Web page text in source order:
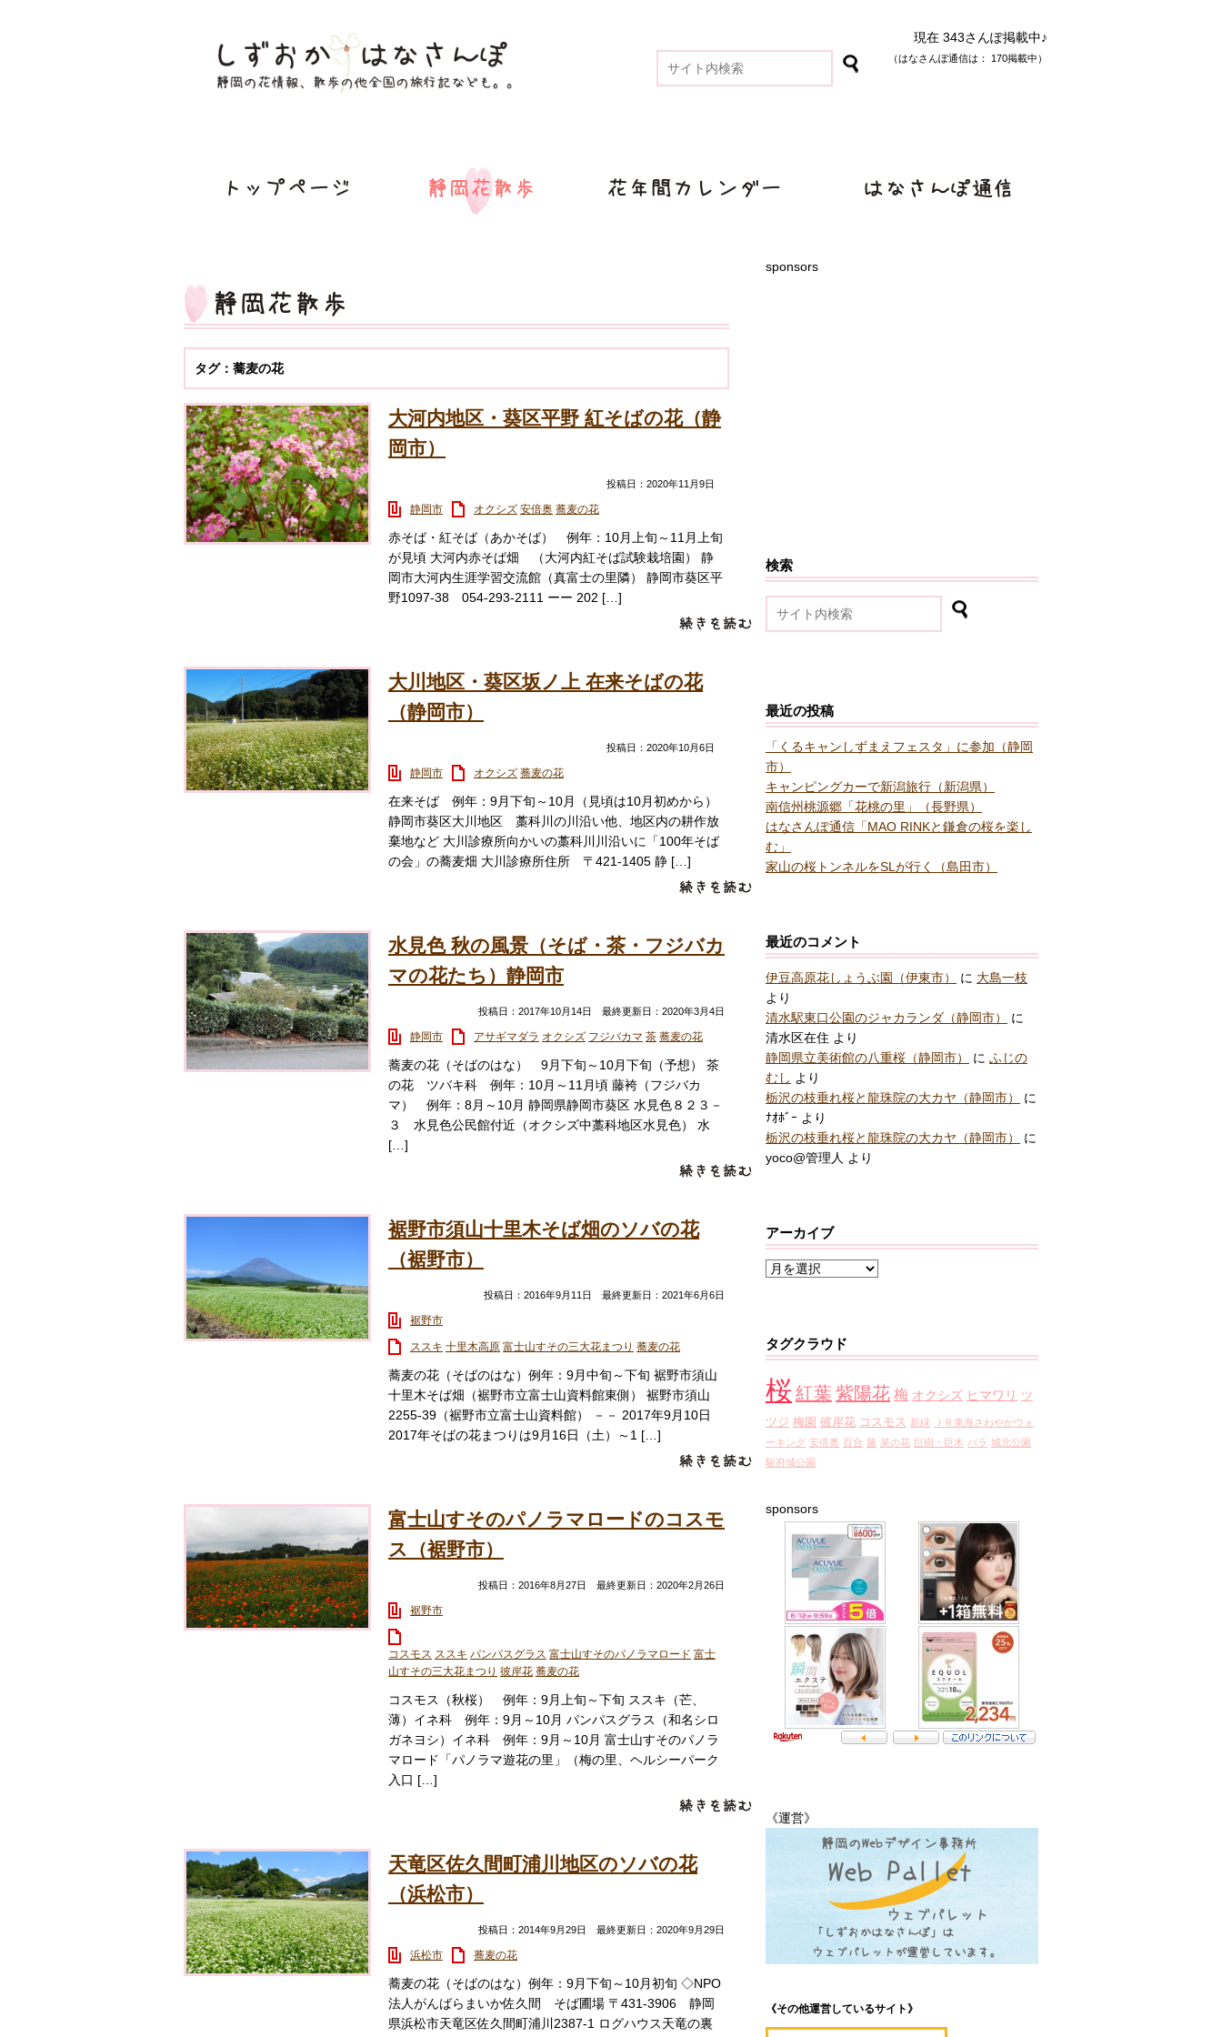
現在 343さんぽ掲載中♪
（はなさんぽ通信は： 170掲載中）
タグ：蕎麦の花
大河内地区・葵区平野 紅そばの花（静
岡市）
投稿日：2020年11月9日
静岡市 オクシズ 安倍奥 蕎麦の花
赤そば・紅そば（あかそば） 例年：10月上旬～11月上旬
が見頃 大河内赤そば畑 （大河内紅そば試験栽培園） 静
岡市大河内生涯学習交流館（真富士の里隣） 静岡市葵区平
野1097-38 054-293-2111 ーー 202 […]
大川地区・葵区坂ノ上 在来そばの花
（静岡市）
投稿日：2020年10月6日
静岡市 オクシズ 蕎麦の花
在来そば 例年：9月下旬～10月（見頃は10月初めから）
静岡市葵区大川地区 藁科川の川沿い他、地区内の耕作放
棄地など 大川診療所向かいの藁科川川沿いに「100年そば
の会」の蕎麦畑 大川診療所住所 〒421-1405 静 […]
水見色 秋の風景（そば・茶・フジバカ
マの花たち）静岡市
投稿日：2017年10月14日 最終更新日：2020年3月4日
静岡市 アサギマダラ オクシズ フジバカマ 茶 蕎麦の花
蕎麦の花（そばのはな） 9月下旬～10月下旬（予想） 茶
の花 ツバキ科 例年：10月～11月頃 藤袴（フジバカ
マ） 例年：8月～10月 静岡県静岡市葵区 水見色８２３－
３ 水見色公民館付近（オクシズ中藁科地区水見色） 水
[…]
裾野市須山十里木そば畑のソバの花
（裾野市）
投稿日：2016年9月11日 最終更新日：2021年6月6日
裾野市
ススキ 十里木高原 富士山すその三大花まつり 蕎麦の花
蕎麦の花（そばのはな）例年：9月中旬～下旬 裾野市須山
十里木そば畑（裾野市立富士山資料館東側） 裾野市須山
2255-39（裾野市立富士山資料館） －－ 2017年9月10日
2017年そばの花まつりは9月16日（土）～1 […]
富士山すそのパノラマロードのコスモ
ス（裾野市）
投稿日：2016年8月27日 最終更新日：2020年2月26日
裾野市
コスモス ススキ パンパスグラス 富士山すそのパノラマロード 富士
山すその三大花まつり 彼岸花 蕎麦の花
コスモス（秋桜） 例年：9月上旬～下旬 ススキ（芒、
薄）イネ科 例年：9月～10月 パンパスグラス（和名シロ
ガネヨシ）イネ科 例年：9月～10月 富士山すそのパノラ
マロード「パノラマ遊花の里」（梅の里、ヘルシーパーク
入口 […]
天竜区佐久間町浦川地区のソバの花
（浜松市）
投稿日：2014年9月29日 最終更新日：2020年9月29日
浜松市 蕎麦の花
蕎麦の花（そばのはな）例年：9月下旬～10月初旬 ◇NPO
法人がんばらまいか佐久間 そば圃場 〒431-3906 静岡
県浜松市天竜区佐久間町浦川2387-1 ログハウス天竜の裏
sponsors
検索
最近の投稿
「くるキャンしずまえフェスタ」に参加（静岡
市）
キャンピングカーで新潟旅行（新潟県）
南信州桃源郷「花桃の里」（長野県）
はなさんぽ通信「MAO RINKと鎌倉の桜を楽し
む」
家山の桜トンネルをSLが行く（島田市）
最近のコメント
伊豆高原花しょうぶ園（伊東市） に 大島一枝
より
清水駅東口公園のジャカランダ（静岡市）
に
清水区在住 より
静岡県立美術館の八重桜（静岡市）
に ふじの
むし より
栃沢の枝垂れ桜と龍珠院の大カヤ（静岡市）
に
ﾅｵﾎﾞｰ より
栃沢の枝垂れ桜と龍珠院の大カヤ（静岡市）
に
yoco@管理人 より
アーカイブ
ア
ブ
タグクラウド
桜 紅葉 紫陽花 梅 オクシズ ヒマワリ ツ
ツジ 梅園 彼岸花 コスモス 新緑
ＪＲ東海さわやかウォ
ーキング 安倍奥 百合 藤 菜の花 巨樹・巨木 バラ 城北公園
駿府城公園
sponsors
《運営》
《その他運営しているサイト》